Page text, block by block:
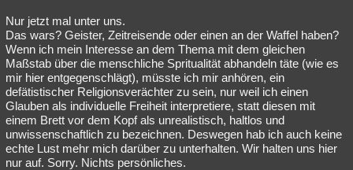
Nur jetzt mal unter uns.
Das wars? Geister, Zeitreisende oder einen an der Waffel haben?
Wenn ich mein Interesse an dem Thema mit dem gleichen
Maßstab über die menschliche Spritualität abhandeln täte (wie es
mir hier entgegenschlägt), müsste ich mir anhören, ein
defätistischer Religionsverächter zu sein, nur weil ich einen
Glauben als individuelle Freiheit interpretiere, statt diesen mit
einem Brett vor dem Kopf als unrealistisch, haltlos und
unwissenschaftlich zu bezeichnen. Deswegen hab ich auch keine
echte Lust mehr mich darüber zu unterhalten. Wir halten uns hier
nur auf. Sorry. Nichts persönliches.